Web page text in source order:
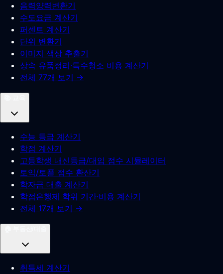
음력양력변환기
수도요금 계산기
퍼센트 계산기
단위 변환기
이미지 색상 추출기
상속 유품정리·특수청소 비용 계산기
전체 77개 보기 →
수능 등급 계산기
학점 계산기
고등학생 내신등급/대입 점수 시뮬레이터
토익/토플 점수 환산기
학자금 대출 계산기
학점은행제 학위 기간·비용 계산기
전체 17개 보기 →
취득세 계산기